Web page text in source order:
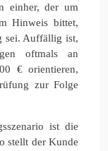
einher, der um
Hinweis bittet,
sei. Auffällig ist,
oftmals an
€ orientieren,
zur Folge
ist die
stellt der Kunde